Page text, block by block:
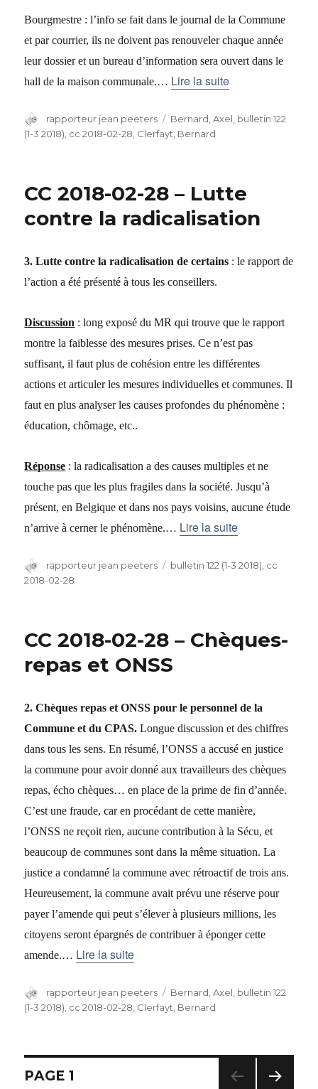
Bourgmestre : l’info se fait dans le journal de la Commune
et par courrier, ils ne doivent pas renouveler chaque année
leur dossier et un bureau d’information sera ouvert dans le
hall de la maison communale.… Lire la suite
Auteur
rapporteur jean peeters Catégories
Bernard, Axel bulletin 122
(1-3 2018) cc 2018-02-28 Clerfayt, Bernard
CC 2018-02-28 – Lutte
contre la radicalisation
3. Lutte contre la radicalisation de certains : le rapport de
l’action a été présenté à tous les conseillers.
Discussion : long exposé du MR qui trouve que le rapport
montre la faiblesse des mesures prises. Ce n’est pas
suffisant, il faut plus de cohésion entre les différentes
actions et articuler les mesures individuelles et communes. Il
faut en plus analyser les causes profondes du phénomène :
éducation, chômage, etc..
Réponse : la radicalisation a des causes multiples et ne
touche pas que les plus fragiles dans la société. Jusqu’à
présent, en Belgique et dans nos pays voisins, aucune étude
n’arrive à cerner le phénomène.… Lire la suite
Auteur
rapporteur jean peeters Catégories
bulletin 122 (1-3 2018) cc
2018-02-28
CC 2018-02-28 – Chèques-
repas et ONSS
2. Chèques repas et ONSS pour le personnel de la
Commune et du CPAS. Longue discussion et des chiffres
dans tous les sens. En résumé, l’ONSS a accusé en justice
la commune pour avoir donné aux travailleurs des chèques
repas, écho chèques… en place de la prime de fin d’année.
C’est une fraude, car en procédant de cette manière,
l’ONSS ne reçoit rien, aucune contribution à la Sécu, et
beaucoup de communes sont dans la même situation. La
justice a condamné la commune avec rétroactif de trois ans.
Heureusement, la commune avait prévu une réserve pour
payer l’amende qui peut s’élever à plusieurs millions, les
citoyens seront épargnés de contribuer à éponger cette
amende.… Lire la suite
Auteur
rapporteur jean peeters Catégories
Bernard, Axel bulletin 122
(1-3 2018), cc 2018-02-28, Clerfayt, Bernard
Navigation
PAGE 1